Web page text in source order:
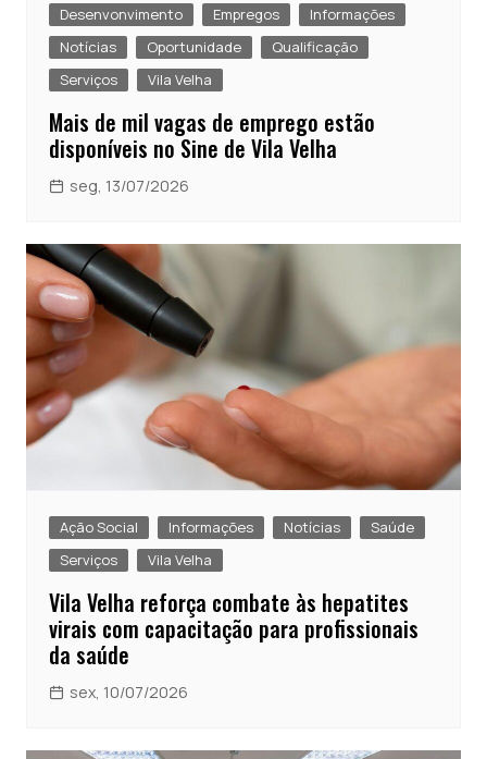
Desenvonvimento
Empregos
Informações
Notícias
Oportunidade
Qualificação
Serviços
Vila Velha
Mais de mil vagas de emprego estão
disponíveis no Sine de Vila Velha
seg, 13/07/2026
Ação Social Informações Notícias
Saúde
Serviços
Vila Velha
Vila Velha reforça combate às hepatites
virais com capacitação para profissionais
da saúde
sex, 10/07/2026